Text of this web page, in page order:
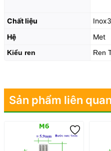
Chất liệu
Hệ
Met
Kiểu ren Ren
Sản phẩm liên quan